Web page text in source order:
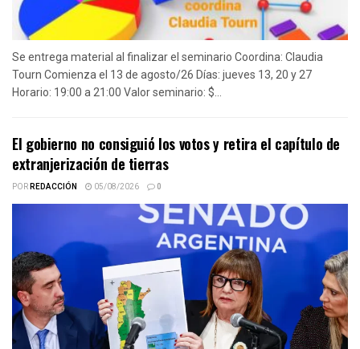
Se entrega material al finalizar el seminario Coordina: Claudia
Tourn Comienza el 13 de agosto/26 Días: jueves 13, 20 y 27
Horario: 19:00 a 21:00 Valor seminario: $...
El gobierno no consiguió los votos y retira el capítulo de
extranjerización de tierras
PORREDACCIÓN 05/08/2026 0